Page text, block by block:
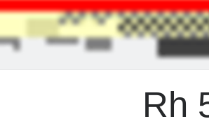
Rh